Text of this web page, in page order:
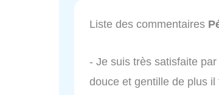
Liste des commentaires
- Je suis très satisfaite
douce et gentille de plus